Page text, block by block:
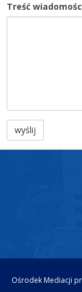
Treść
Ośrodek Mediacji